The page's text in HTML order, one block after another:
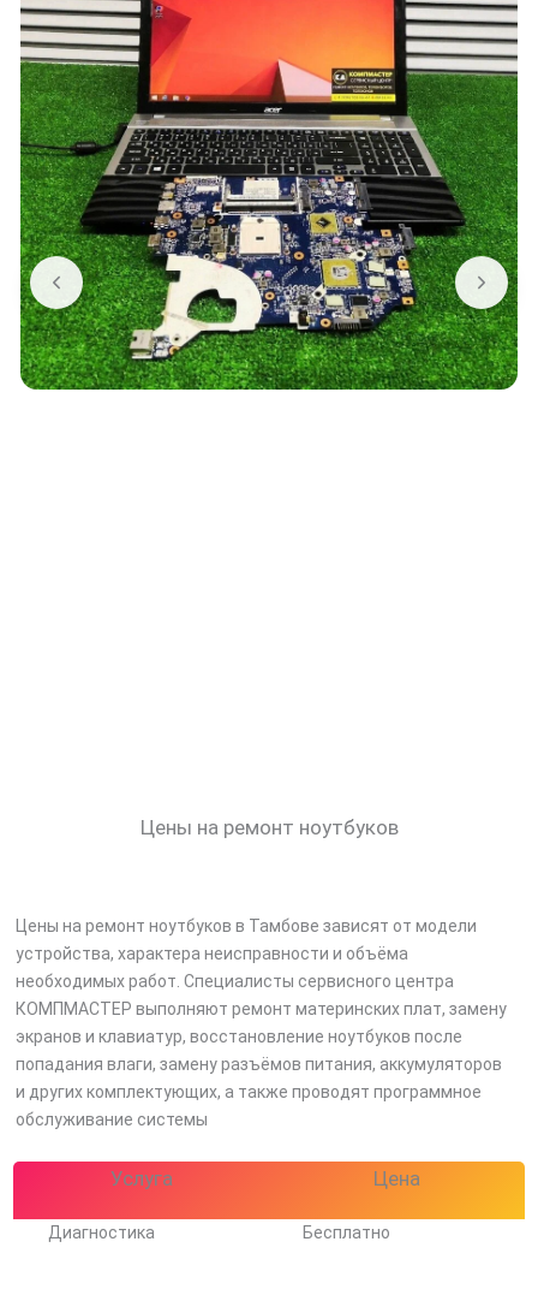
Цены на ремонт ноутбуков
Цены на ремонт ноутбуков в Тамбове зависят от модели
устройства, характера неисправности и объёма
необходимых работ. Специалисты сервисного центра
КОМПМАСТЕР выполняют ремонт материнских плат, замену
экранов и клавиатур, восстановление ноутбуков после
попадания влаги, замену разъёмов питания, аккумуляторов
и других комплектующих, а также проводят программное
обслуживание системы
Услуга Цена
Диагностика Бесплатно